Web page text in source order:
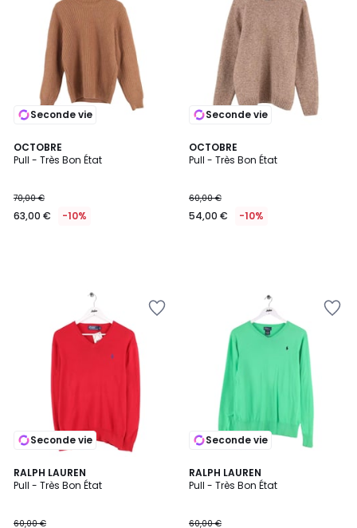
Seconde vie
OCTOBRE
Pull - Très Bon État
70,00 €
63,00 € -10%
Seconde vie
OCTOBRE
Pull - Très Bon État
60,00 €
54,00 € -10%
Seconde vie
RALPH LAUREN
Pull - Très Bon État
60,00 €
Seconde vie
RALPH LAUREN
Pull - Très Bon État
60,00 €